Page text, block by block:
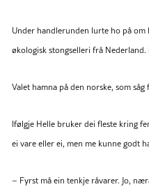
Under handlerunden lurte ho på
økologisk stongselleri frå
Valet hamna på den norske, som såg
Ifølgje Helle bruker dei fleste kring
ei vare eller ei, men me kunne godt
– Fyrst må ein tenkje råvarer. Jo,